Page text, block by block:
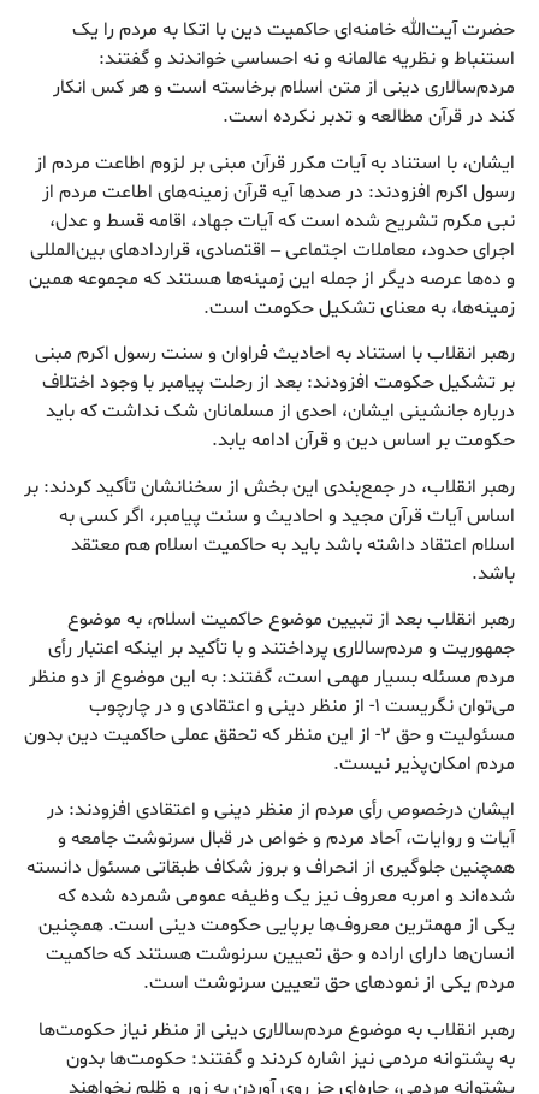
حضرت آیت‌الله خامنه‌ای حاکمیت دین با اتکا به مردم را یک
استنباط و نظریه عالمانه و نه احساسی خواندند و گفتند:
مردم‌سالاری دینی از متن اسلام برخاسته است و هر کس انکار
کند در قرآن مطالعه و تدبر نکرده است.
ایشان، با استناد به آیات مکرر قرآن مبنی بر لزوم اطاعت مردم از
رسول اکرم افزودند: در صدها آیه قرآن زمینه‌های اطاعت مردم از
نبی مکرم تشریح شده است که آیات جهاد، اقامه قسط و عدل،
اجرای حدود، معاملات اجتماعی – اقتصادی، قراردادهای بین‌المللی
و ده‌ها عرصه دیگر از جمله این زمینه‌ها هستند که مجموعه همین
زمینه‌ها، به معنای تشکیل حکومت است.
رهبر انقلاب با استناد به احادیث فراوان و سنت رسول اکرم مبنی
بر تشکیل حکومت افزودند: بعد از رحلت پیامبر با وجود اختلاف
درباره جانشینی ایشان، احدی از مسلمانان شک نداشت که باید
حکومت بر اساس دین و قرآن ادامه یابد.
رهبر انقلاب، در جمع‌بندی این بخش از سخنانشان تأکید کردند: بر
اساس آیات قرآن مجید و احادیث و سنت پیامبر، اگر کسی به
اسلام اعتقاد داشته باشد باید به حاکمیت اسلام هم معتقد
باشد.
رهبر انقلاب بعد از تبیین موضوع حاکمیت اسلام، به موضوع
جمهوریت و مردم‌سالاری پرداختند و با تأکید بر اینکه اعتبار رأی
مردم مسئله بسیار مهمی است، گفتند: به این موضوع از دو منظر
می‌توان نگریست ۱- از منظر دینی و اعتقادی و در چارچوب
مسئولیت و حق ۲- از این منظر که تحقق عملی حاکمیت دین بدون
مردم امکان‌پذیر نیست.
ایشان درخصوص رأی مردم از منظر دینی و اعتقادی افزودند: در
آیات و روایات، آحاد مردم و خواص در قبال سرنوشت جامعه و
همچنین جلوگیری از انحراف و بروز شکاف طبقاتی مسئول دانسته
شده‌اند و امربه معروف نیز یک وظیفه عمومی شمرده شده که
یکی از مهمترین معروف‌ها برپایی حکومت دینی است. همچنین
انسان‌ها دارای اراده و حق تعیین سرنوشت هستند که حاکمیت
مردم یکی از نمودهای حق تعیین سرنوشت است.
رهبر انقلاب به موضوع مردم‌سالاری دینی از منظر نیاز حکومت‌ها
به پشتوانه مردمی نیز اشاره کردند و گفتند: حکومت‌ها بدون
پشتوانه مردمی، چاره‌ای جز روی آوردن به زور و ظلم نخواهند